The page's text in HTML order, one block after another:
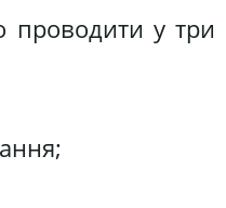
проводити у три